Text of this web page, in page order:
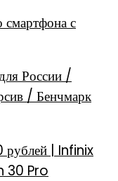
с
России /
/ Бенчмарк
рублей | Infinix
30 Pro